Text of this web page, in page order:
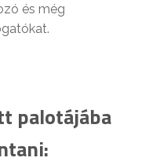
és még
palotájába